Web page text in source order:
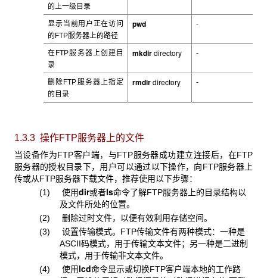
的上一级目录
显示当前用户正在访问
的FTP服务器上的路径
pwd -
在FTP服务器上创建目
录
mkdirdirectory -
删除FTP服务器上指定
的目录
rmdirdirectory -
1.3.3 操作FTP服务器上的文件
当设备作为FTP客户端，与FTP服务器成功建立连接后，在FTP
服务器的授权目录下，用户可以通过以下操作，向FTP服务器上
传或从FTP服务器下载文件，推荐使用以下步骤：
(1) 使用dir或者ls命令了解FTP服务器上的目录结构以
及文件所处的位置。
(2) 删除过时文件，以便有效利用存储空间。
(3) 设置传输模式。 FTP传输文件有两种模式：一种是
ASCII码模式，用于传输文本文件；另一种是二进制
模式，用于传输非文本文件。
(4) 使用lcd命令显示或切换FTP客户端本地的工作路